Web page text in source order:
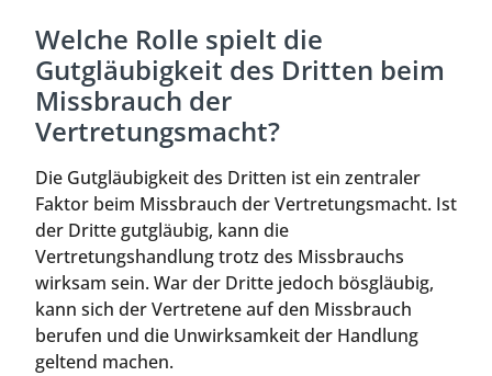
Welche Rolle spielt die
Gutgläubigkeit des Dritten beim
Missbrauch der
Vertretungsmacht?
Die Gutgläubigkeit des Dritten ist ein zentraler
Faktor beim Missbrauch der Vertretungsmacht. Ist
der Dritte gutgläubig, kann die
Vertretungshandlung trotz des Missbrauchs
wirksam sein. War der Dritte jedoch bösgläubig,
kann sich der Vertretene auf den Missbrauch
berufen und die Unwirksamkeit der Handlung
geltend machen.